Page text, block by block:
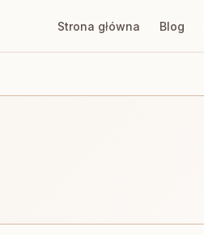
Strona główna Blog